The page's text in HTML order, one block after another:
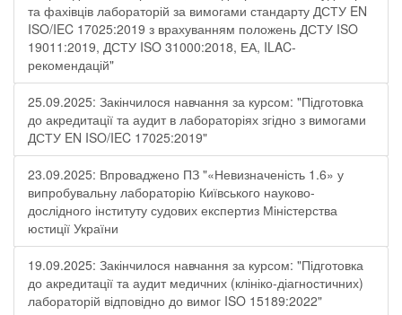
та фахівців лабораторій за вимогами стандарту ДСТУ EN
ISO/IEC 17025:2019 з врахуванням положень ДСТУ ISO
19011:2019, ДСТУ ISO 31000:2018, ЕА, ILAC-
рекомендацій"
25.09.2025: Закінчилося навчання за курсом: "Підготовка
до акредитації та аудит в лабораторіях згідно з вимогами
ДСТУ EN ISO/IEC 17025:2019"
23.09.2025: Впроваджено ПЗ "«Невизначеність 1.6» у
випробувальну лабораторію Київського науково-
дослідного інституту судових експертиз Міністерства
юстиції України
19.09.2025: Закінчилося навчання за курсом: "Підготовка
до акредитації та аудит медичних (клініко-діагностичних)
лабораторій відповідно до вимог ISO 15189:2022"